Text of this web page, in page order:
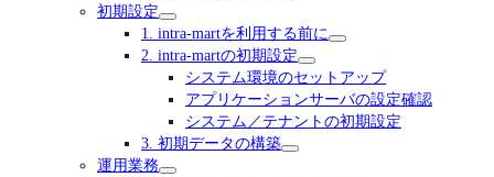
初期設定
1. intra-martを利用する前に
2. intra-martの初期設定
システム環境のセットアップ
アプリケーションサーバの設定確認
システム／テナントの初期設定
3. 初期データの構築
運用業務